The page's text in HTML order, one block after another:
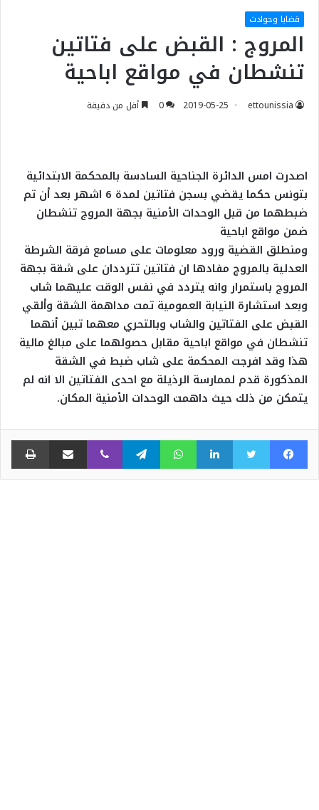
قضايا وحوادث
المروج : القبض على فتاتين
تنشطان في مواقع اباحية
ettounissia
2019-05-25
0 أقل من دقيقة
اصدرت امس الدائرة الجناحية السادسة بالمحكمة الابتدائية
بتونس حكما يقضي بسجن فتاتين لمدة 6 اشهر بعد أن تم
ضبطهما من قبل الوحدات الأمنية بجهة المروج تنشطان
ضمن مواقع اباحية
ومنطلق القضية ورود معلومات على مسامع فرقة الشرطة
العدلية بالمروج مفادها ان فتاتين تترددان على شقة بجهة
المروج باستمرار وانه يتردد في نفس الوقت عليهما شاب
وبعد استشارة النيابة العمومية تمت مداهمة الشقة وألقي
القبض على الفتاتين والشاب وبالتحري معهما تبين أنهما
تنشطان في مواقع اباحية مقابل حصولهما على مبالغ مالية
هذا وقد افرجت المحكمة على شاب ضبط في الشقة
المذكورة قدم لممارسة الرذيلة مع احدى الفتاتين الا انه لم
يتمكن من ذلك حيث داهمت الوحدات الأمنية المكان.
فيسبوك تويتر لينكدإن واتساب تيلقرام ڤايبر مشاركة عبر البريد